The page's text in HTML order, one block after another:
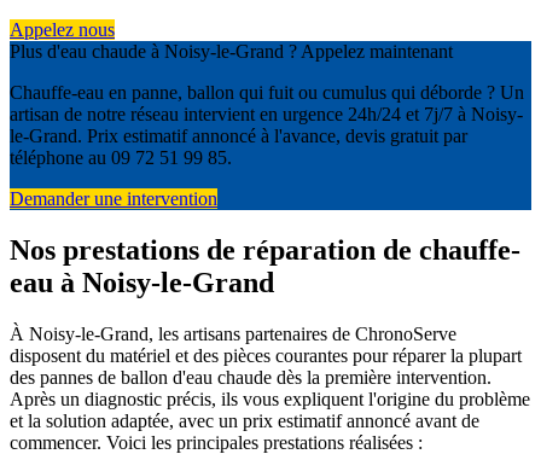
Appelez nous
Plus d'eau chaude à Noisy-le-Grand ? Appelez maintenant
Chauffe-eau en panne, ballon qui fuit ou cumulus qui déborde ? Un
artisan de notre réseau intervient en urgence 24h/24 et 7j/7 à Noisy-
le-Grand. Prix estimatif annoncé à l'avance, devis gratuit par
téléphone au 09 72 51 99 85.
Demander une intervention
Nos prestations de réparation de chauffe-
eau à Noisy-le-Grand
À Noisy-le-Grand, les artisans partenaires de ChronoServe
disposent du matériel et des pièces courantes pour réparer la plupart
des pannes de ballon d'eau chaude dès la première intervention.
Après un diagnostic précis, ils vous expliquent l'origine du problème
et la solution adaptée, avec un prix estimatif annoncé avant de
commencer. Voici les principales prestations réalisées :